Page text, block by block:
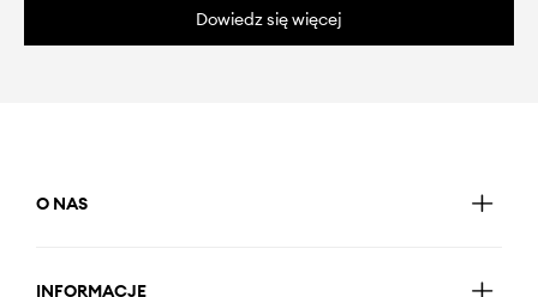
Dowiedz się więcej
O NAS
INFORMACJE